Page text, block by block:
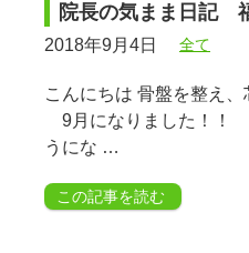
院長の気まま日記
2018年9月4日 全て
こんにちは 骨盤を整え
9月になりました！！
うにな …
この記事を読む